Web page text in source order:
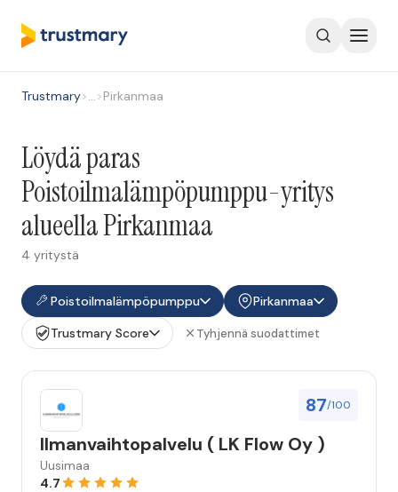
Trustmary>…>Pirkanmaa
Löydä paras
Poistoilmalämpöpumppu-yritys
alueella Pirkanmaa
4 yritystä
Poistoilmalämpöpumppu
Pirkanmaa
Trustmary Score
Tyhjennä suodattimet
87/100
Ilmanvaihtopalvelu ( LK Flow Oy )
Uusimaa
4.7